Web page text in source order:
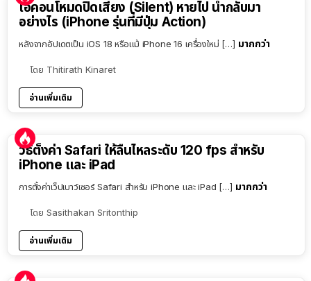
ไอคอนโหมดปิดเสียง (Silent) หายไป นำกลับมา
อย่างไร (iPhone รุ่นที่มีปุ่ม Action)
หลังจากอัปเดตเป็น iOS 18 หรือแม้ iPhone 16 เครื่องใหม่ […] มากกว่า
โดย Thitirath Kinaret
อ่านเพิ่มเติม
วิธีตั้งค่า Safari ให้ลื่นไหลระดับ 120 fps สำหรับ
iPhone และ iPad
การตั้งค่าเว็ปเบาว์เซอร์ Safari สำหรับ iPhone และ iPad […] มากกว่า
โดย Sasithakan Sritonthip
อ่านเพิ่มเติม